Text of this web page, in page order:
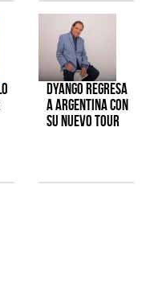
Dyango regresa
a Argentina con
su nuevo tour